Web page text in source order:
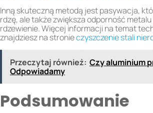
Inną skuteczną metodą jest pasywacja,
rdzę, ale także zwiększa odporność metalu
rdzewienie. Więcej informacji na temat
znajdziesz na stronieczyszczenie stali
Przeczytaj również: Czy aluminium
Odpowiadamy
Podsumowanie